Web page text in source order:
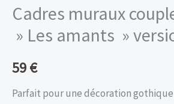
Cadres muraux
» Les amants »
59€
Parfait pour une décoration